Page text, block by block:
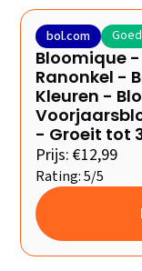
bol.com
Bloomique
Ranonkel -
Kleuren -
- Groeit tot
Prijs: €12,99
Rating: 5/5